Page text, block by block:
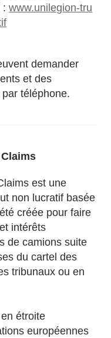
:www.unilegion-tru
demander
et des
téléphone.
est une
non lucratif basée
créée pour faire
intérêts
de camions suite
du cartel des
tribunaux ou en
étroite
européennes